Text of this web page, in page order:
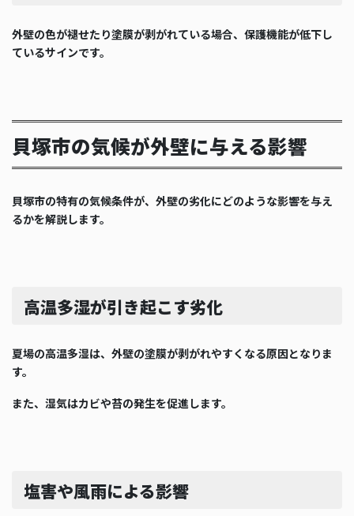
外壁の色が褪せたり塗膜が剥がれている場合、保護機能が低下し
ているサインです。
貝塚市の気候が外壁に与える影響
貝塚市の特有の気候条件が、外壁の劣化にどのような影響を与え
るかを解説します。
高温多湿が引き起こす劣化
夏場の高温多湿は、外壁の塗膜が剥がれやすくなる原因となりま
す。
また、湿気はカビや苔の発生を促進します。
塩害や風雨による影響